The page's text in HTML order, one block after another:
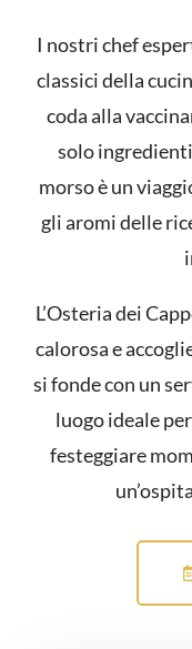
I nostri chef
classici della
coda alla
solo
morso è un
gli aromi delle
L’Osteria dei
calorosa e
si fonde con un
luogo ideale
festeggiare